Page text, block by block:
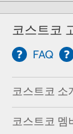
코스트코
FAQ
코스트코 소
코스트코 멤